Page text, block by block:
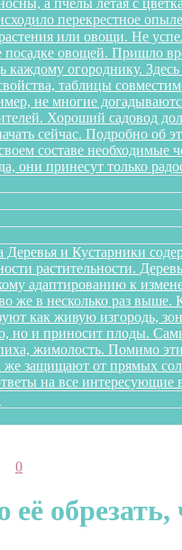
а пчелы летая с
перекрестное
или овощи. Не
посадке овощей. Пришло
каждому огороднику.
таблицы
не многие
Хороший садовод
сейчас. Подробно об
составе
они принесут только
Деревья и Кустарники
растительности.
адаптированию к
же в несколько раз
как живую изгородь,
но и приносит плоды.
жимолость. Помимо
же защищают от прямых
на все интересующие
0